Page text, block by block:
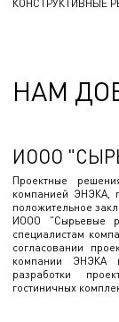
КОНСТРУКТИВНЫЕ
НАМ
ИООО
Проектные
компанией ЭНЭКА,
положительное
ИООО "Сырьевые
специалистам
согласовании
компании ЭНЭКА
разработки
гостиничных